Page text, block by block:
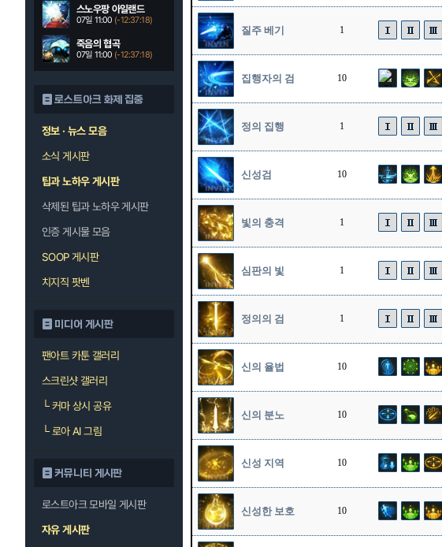
스노우팡 아일랜드
07일 11:00 (-12:37:16)
죽음의 협곡
07일 11:00 (-12:37:16)
로스트아크 화제 집중
정보 · 뉴스 모음
소식 게시판
팁과 노하우 게시판
삭제된 팁과 노하우 게시판
인증 게시물 모음
SOOP 게시판
치지직 팟벤
미디어 게시판
팬아트 카툰 갤러리
스크린샷 갤러리
└커마 상시 공유
└로아 AI 그림
커뮤니티 게시판
로스트아크 모바일 게시판
자유 게시판
질주 베기 1
집행자의 검 10
정의 집행 1
신성검 10
빛의 충격 1
심판의 빛 1
정의의 검 1
신의 율법 10
신의 분노 10
신성 지역 10
신성한 보호 10